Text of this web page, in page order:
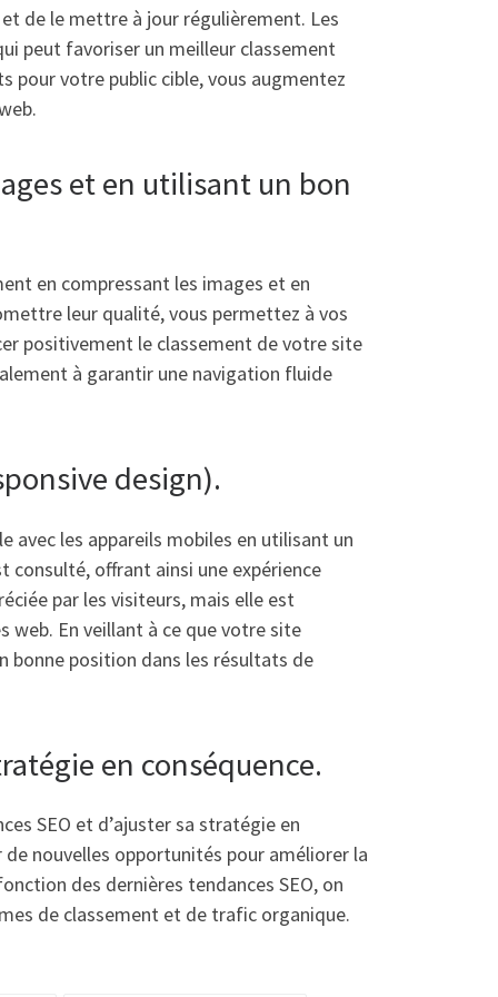
de le mettre à jour régulièrement. Les
peut favoriser un meilleur classement
pour votre public cible, vous augmentez
et en utilisant un bon
en compressant les images et en
leur qualité, vous permettez à vos
positivement le classement de votre site
à garantir une navigation fluide
design).
avec les appareils mobiles en utilisant un
consulté, offrant ainsi une expérience
par les visiteurs, mais elle est
web. En veillant à ce que votre site
bonne position dans les résultats de
en conséquence.
SEO et d’ajuster sa stratégie en
nouvelles opportunités pour améliorer la
des dernières tendances SEO, on
de classement et de trafic organique.